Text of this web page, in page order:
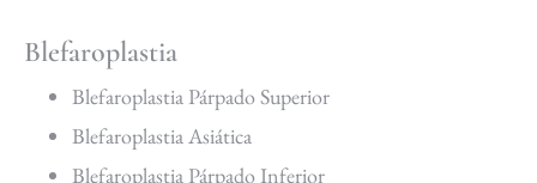
Blefaroplastia
Blefaroplastia Párpado Superior
Blefaroplastia Asiática
Blefaroplastia Párpado Inferior